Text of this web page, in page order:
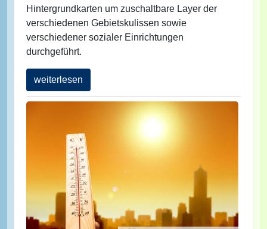
Hintergrundkarten um zuschaltbare Layer der
verschiedenen Gebietskulissen sowie
verschiedener sozialer Einrichtungen
durchgeführt.
weiterlesen